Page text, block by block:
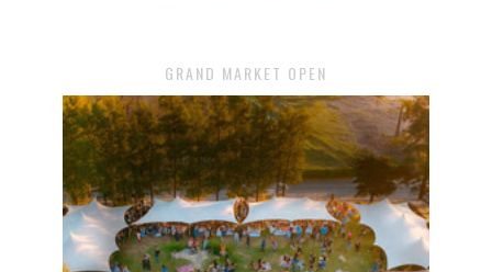
GRAND MARKET OPEN